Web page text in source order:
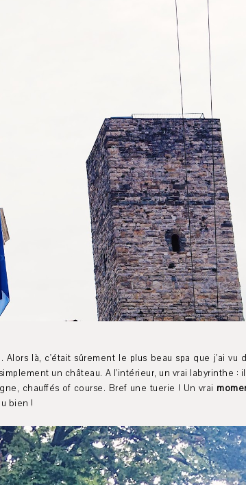
Alors là, c'était sûrement le plus beau spa que j'ai vu
un château. A l'intérieur, un vrai labyrinthe :
chauffés of course. Bref une tuerie ! Un vrai
bien !